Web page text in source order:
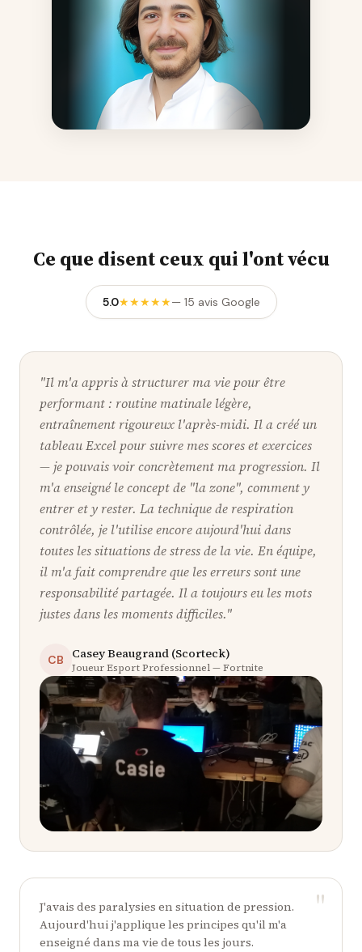
Ce que disent ceux qui l'ont vécu
5.0★★★★★— 15 avis Google
"Il m'a appris à structurer ma vie pour être
performant : routine matinale légère,
entraînement rigoureux l'après-midi. Il a créé un
tableau Excel pour suivre mes scores et exercices
— je pouvais voir concrètement ma progression. Il
m'a enseigné le concept de "la zone", comment y
entrer et y rester. La technique de respiration
contrôlée, je l'utilise encore aujourd'hui dans
toutes les situations de stress de la vie. En équipe,
il m'a fait comprendre que les erreurs sont une
responsabilité partagée. Il a toujours eu les mots
justes dans les moments difficiles."
CB Casey Beaugrand (Scorteck)
Joueur Esport Professionnel — Fortnite
"
J'avais des paralysies en situation de pression.
Aujourd'hui j'applique les principes qu'il m'a
enseigné dans ma vie de tous les jours.